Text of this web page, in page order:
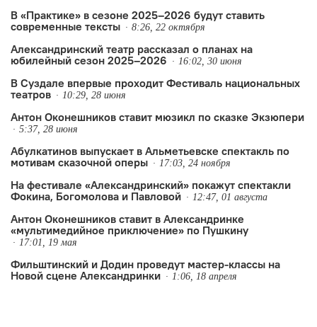
по «Петербургским повестям» Гоголя,
а также документальные и
биографические материалы, связанные
В «Практике» в сезоне 2025–2026 будут ставить
современные тексты
8:26, 22 октября
Александринский театр рассказал о планах на
юбилейный сезон 2025–2026
16:02, 30 июня
В Суздале впервые проходит Фестиваль национальных
театров
10:29, 28 июня
Антон Оконешников ставит мюзикл по сказке Экзюпери
5:37, 28 июня
Абулкатинов выпускает в Альметьевске спектакль по
мотивам сказочной оперы
17:03, 24 ноября
На фестивале «Александринский» покажут спектакли
Фокина, Богомолова и Павловой
12:47, 01 августа
Антон Оконешников ставит в Александринке
«мультимедийное приключение» по Пушкину
17:01, 19 мая
Фильштинский и Додин проведут мастер-классы на
Новой сцене Александринки
1:06, 18 апреля